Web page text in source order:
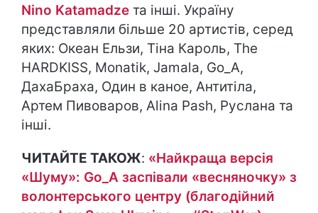
Nino Katamadze та інші. Україну
представляли більше 20 артистів, серед
яких: Океан Ельзи, Тіна Кароль, The
HARDKISS, Monatik, Jamala, Go_A,
ДахаБраха, Один в каное, Антитіла,
Артем Пивоваров, Alina Pash, Руслана та
інші.
ЧИТАЙТЕ ТАКОЖ: «Найкраща версія
«Шуму»: Go_A заспівали «весняночку» з
волонтерського центру (благодійний